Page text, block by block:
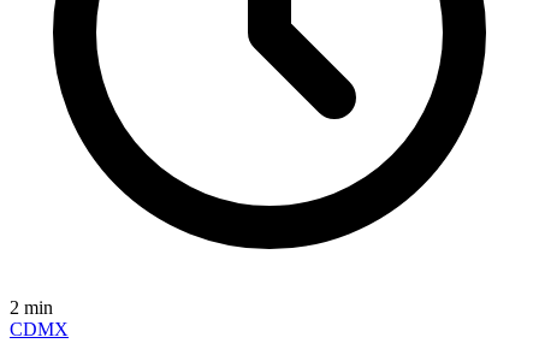
2 min
CDMX